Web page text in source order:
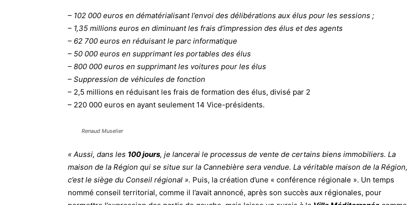
– 102 000 euros en dématérialisant l’envoi des délibérations aux élus pour les sessions ;
– 1,35 millions euros en diminuant les frais d’impression des élus et des agents
– 62 700 euros en réduisant le parc informatique
– 50 000 euros en supprimant les portables des élus
– 800 000 euros en supprimant les voitures pour les élus
– Suppression de véhicules de fonction
– 2,5 millions en réduisant les frais de formation des élus, divisé par 2
– 220 000 euros en ayant seulement 14 Vice-présidents.
Renaud Muselier
« Aussi, dans les 100 jours, je lancerai le processus de vente de certains biens immobiliers. La
maison de la Région qui se situe sur la Cannebière sera vendue. La véritable maison de la Région,
c’est le siège du Conseil régional ». Puis, la création d’une « conférence régionale ». Un temps
nommé conseil territorial, comme il l’avait annoncé, après son succès aux régionales, pour